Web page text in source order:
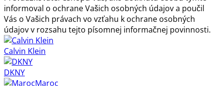
Calvin Klein
DKNY